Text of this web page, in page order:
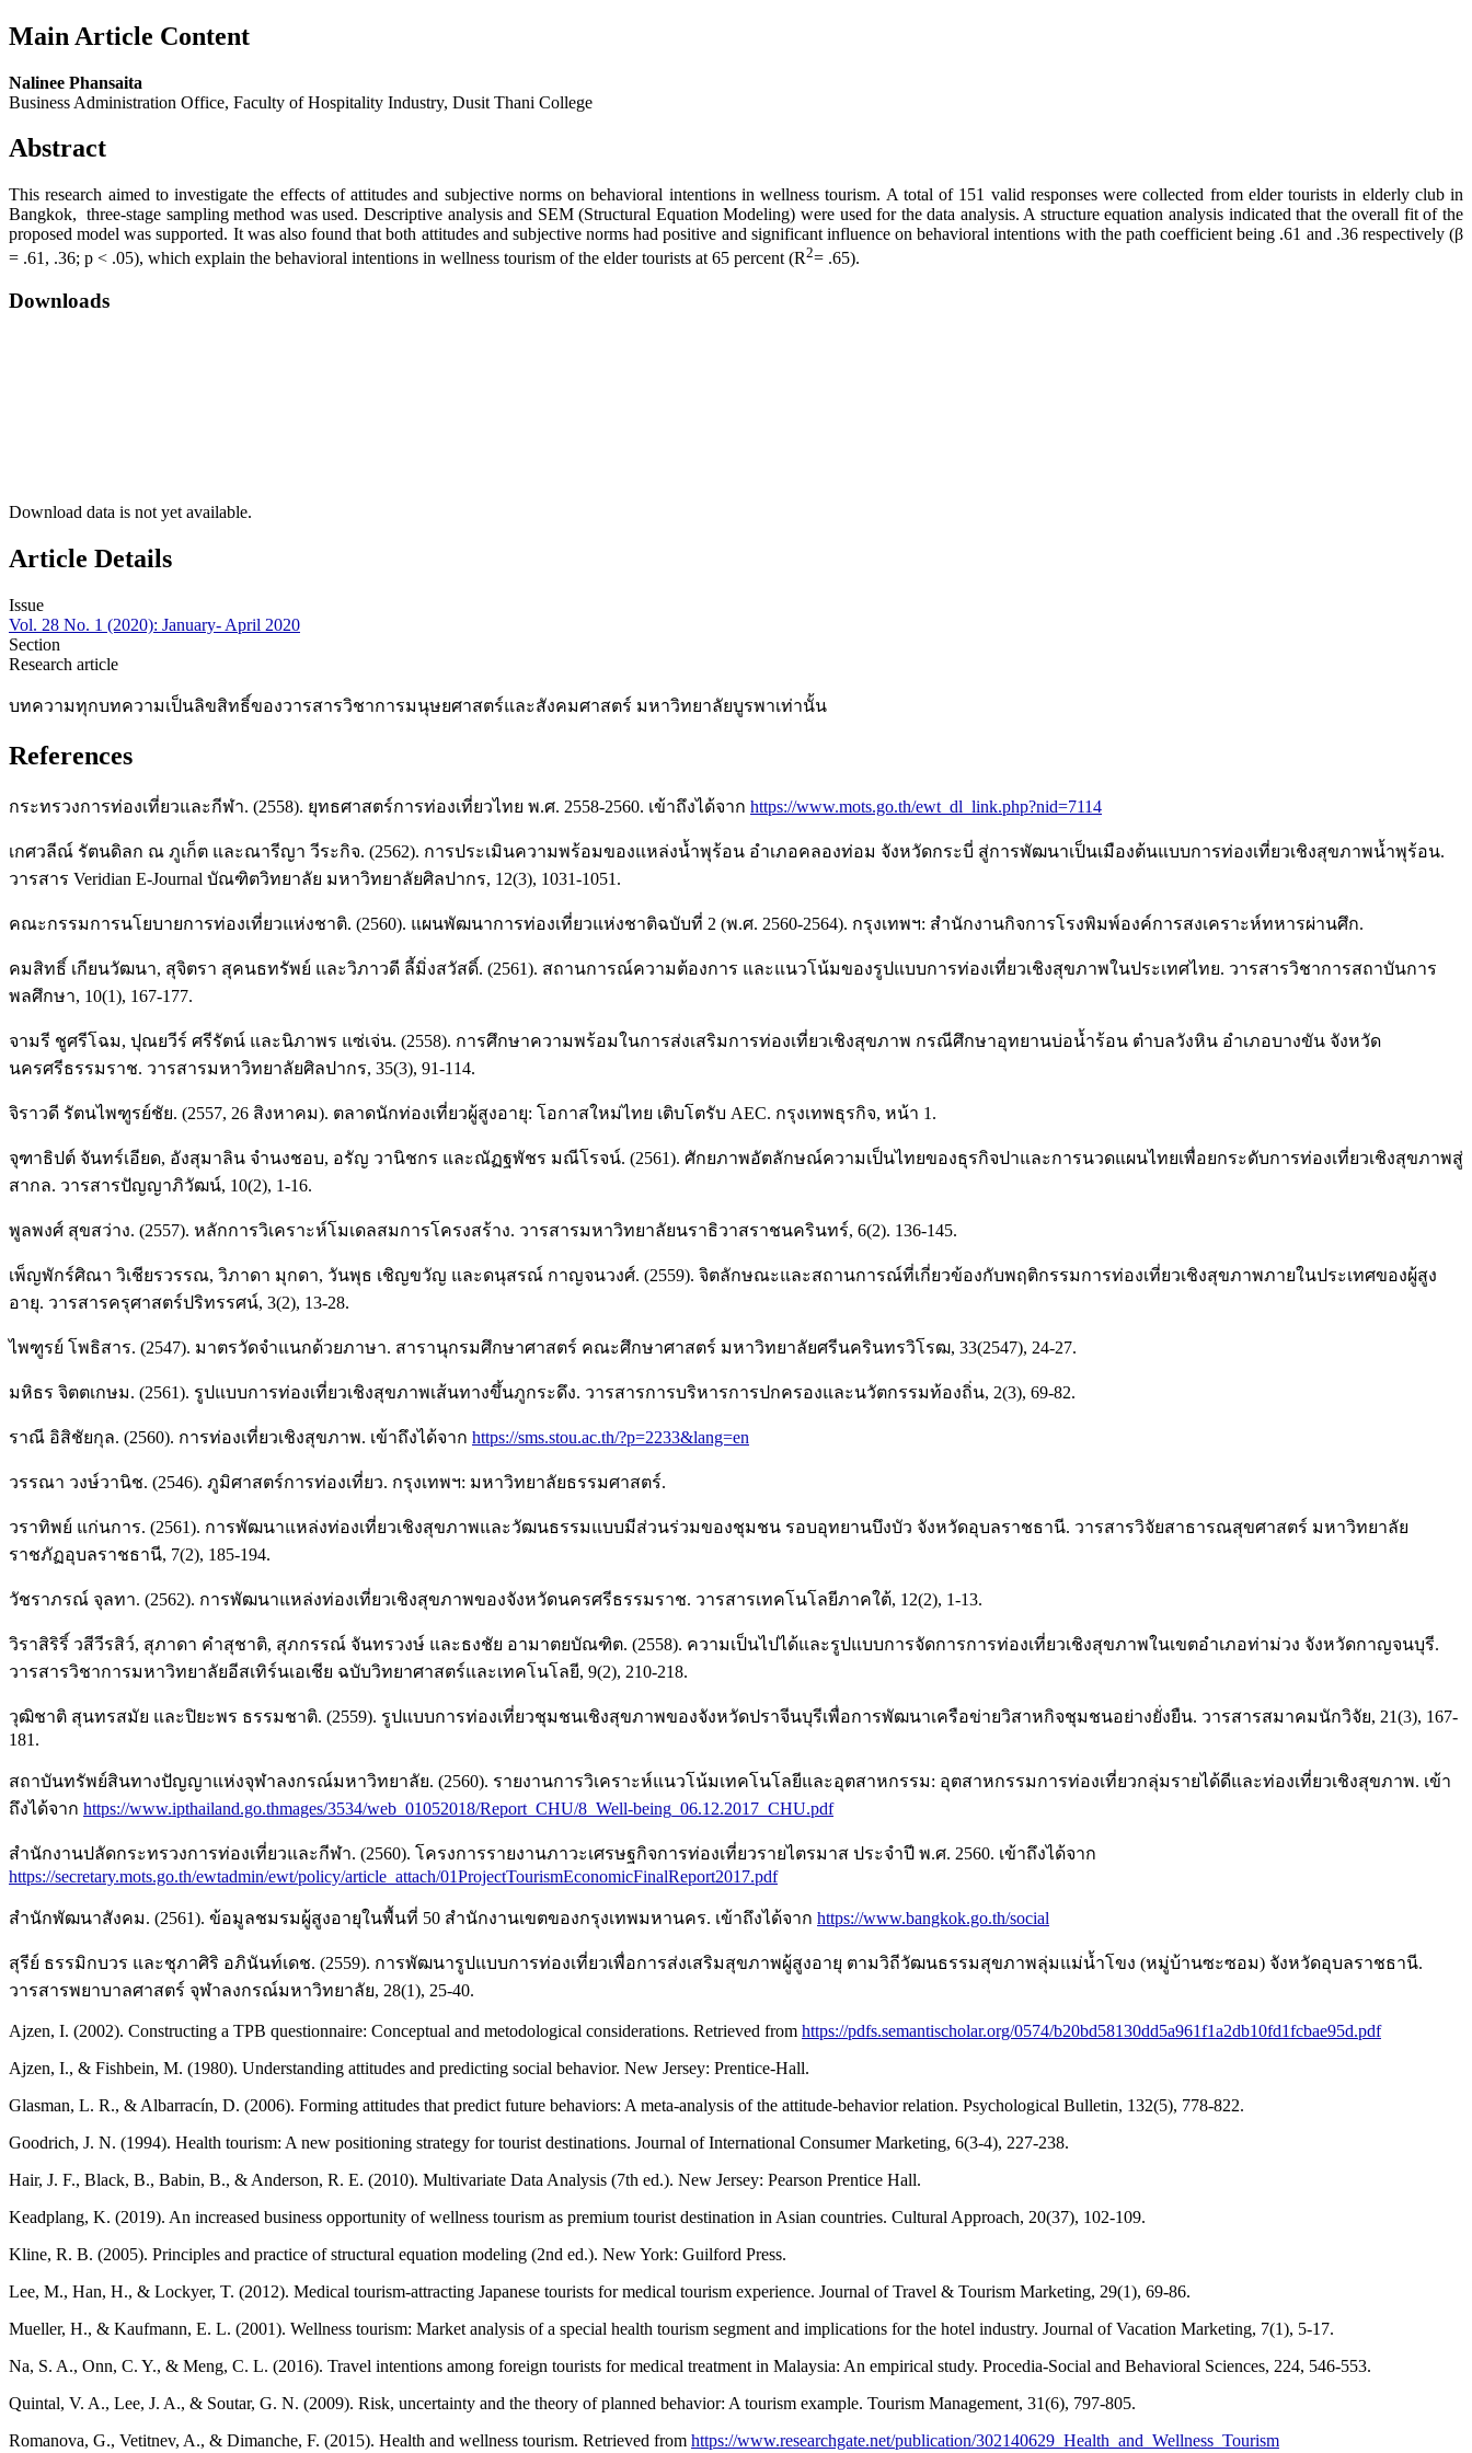
Main Article Content
Nalinee Phansaita
Business Administration Office, Faculty of Hospitality Industry, Dusit Thani College
Abstract
This research aimed to investigate the effects of attitudes and subjective norms on behavioral intentions in wellness tourism. A total of 151 valid responses were collected from elder tourists in elderly club in
Bangkok, three-stage sampling method was used. Descriptive analysis and SEM (Structural Equation Modeling) were used for the data analysis. A structure equation analysis indicated that the overall fit of the
proposed model was supported. It was also found that both attitudes and subjective norms had positive and significant influence on behavioral intentions with the path coefficient being .61 and .36 respectively (β
= .61, .36; p < .05), which explain the behavioral intentions in wellness tourism of the elder tourists at 65 percent (R2= .65).
Downloads
Download data is not yet available.
Article Details
Issue
Vol. 28 No. 1 (2020): January- April 2020
Section
Research article
บทความทุกบทความเป็นลิขสิทธิ์ของวารสารวิชาการมนุษยศาสตร์และสังคมศาสตร์ มหาวิทยาลัยบูรพาเท่านั้น
References
กระทรวงการท่องเที่ยวและกีฬา. (2558). ยุทธศาสตร์การท่องเที่ยวไทย พ.ศ. 2558-2560. เข้าถึงได้จาก https://www.mots.go.th/ewt_dl_link.php?nid=7114
เกศวลีณ์ รัตนดิลก ณ ภูเก็ต และณารีญา วีระกิจ. (2562). การประเมินความพร้อมของแหล่งน้ำพุร้อน อำเภอคลองท่อม จังหวัดกระบี่ สู่การพัฒนาเป็นเมืองต้นแบบการท่องเที่ยวเชิงสุขภาพน้ำพุร้อน.
วารสาร Veridian E-Journal บัณฑิตวิทยาลัย มหาวิทยาลัยศิลปากร, 12(3), 1031-1051.
คณะกรรมการนโยบายการท่องเที่ยวแห่งชาติ. (2560). แผนพัฒนาการท่องเที่ยวแห่งชาติฉบับที่ 2 (พ.ศ. 2560-2564). กรุงเทพฯ: สำนักงานกิจการโรงพิมพ์องค์การสงเคราะห์ทหารผ่านศึก.
คมสิทธิ์ เกียนวัฒนา, สุจิตรา สุคนธทรัพย์ และวิภาวดี ลี้มิ่งสวัสดิ์. (2561). สถานการณ์ความต้องการ และแนวโน้มของรูปแบบการท่องเที่ยวเชิงสุขภาพในประเทศไทย. วารสารวิชาการสถาบันการ
พลศึกษา, 10(1), 167-177.
จามรี ชูศรีโฉม, ปุณยวีร์ ศรีรัตน์ และนิภาพร แซ่เจ่น. (2558). การศึกษาความพร้อมในการส่งเสริมการท่องเที่ยวเชิงสุขภาพ กรณีศึกษาอุทยานบ่อน้ำร้อน ตำบลวังหิน อำเภอบางขัน จังหวัด
นครศรีธรรมราช. วารสารมหาวิทยาลัยศิลปากร, 35(3), 91-114.
จิราวดี รัตนไพฑูรย์ชัย. (2557, 26 สิงหาคม). ตลาดนักท่องเที่ยวผู้สูงอายุ: โอกาสใหม่ไทย เติบโตรับ AEC. กรุงเทพธุรกิจ, หน้า 1.
จุฑาธิปต์ จันทร์เอียด, อังสุมาลิน จำนงชอบ, อรัญ วานิชกร และณัฏฐพัชร มณีโรจน์. (2561). ศักยภาพอัตลักษณ์ความเป็นไทยของธุรกิจปาและการนวดแผนไทยเพื่อยกระดับการท่องเที่ยวเชิงสุขภาพสู่
สากล. วารสารปัญญาภิวัฒน์, 10(2), 1-16.
พูลพงศ์ สุขสว่าง. (2557). หลักการวิเคราะห์โมเดลสมการโครงสร้าง. วารสารมหาวิทยาลัยนราธิวาสราชนครินทร์, 6(2). 136-145.
เพ็ญพักร์ศิณา วิเชียรวรรณ, วิภาดา มุกดา, วันพุธ เชิญขวัญ และดนุสรณ์ กาญจนวงศ์. (2559). จิตลักษณะและสถานการณ์ที่เกี่ยวข้องกับพฤติกรรมการท่องเที่ยวเชิงสุขภาพภายในประเทศของผู้สูง
อายุ. วารสารครุศาสตร์ปริทรรศน์, 3(2), 13-28.
ไพฑูรย์ โพธิสาร. (2547). มาตรวัดจำแนกด้วยภาษา. สารานุกรมศึกษาศาสตร์ คณะศึกษาศาสตร์ มหาวิทยาลัยศรีนครินทรวิโรฒ, 33(2547), 24-27.
มหิธร จิตตเกษม. (2561). รูปแบบการท่องเที่ยวเชิงสุขภาพเส้นทางขึ้นภูกระดึง. วารสารการบริหารการปกครองและนวัตกรรมท้องถิ่น, 2(3), 69-82.
ราณี อิสิชัยกุล. (2560). การท่องเที่ยวเชิงสุขภาพ. เข้าถึงได้จาก https://sms.stou.ac.th/?p=2233&lang=en
วรรณา วงษ์วานิช. (2546). ภูมิศาสตร์การท่องเที่ยว. กรุงเทพฯ: มหาวิทยาลัยธรรมศาสตร์.
วราทิพย์ แก่นการ. (2561). การพัฒนาแหล่งท่องเที่ยวเชิงสุขภาพและวัฒนธรรมแบบมีส่วนร่วมของชุมชน รอบอุทยานบึงบัว จังหวัดอุบลราชธานี. วารสารวิจัยสาธารณสุขศาสตร์ มหาวิทยาลัย
ราชภัฏอุบลราชธานี, 7(2), 185-194.
วัชราภรณ์ จุลทา. (2562). การพัฒนาแหล่งท่องเที่ยวเชิงสุขภาพของจังหวัดนครศรีธรรมราช. วารสารเทคโนโลยีภาคใต้, 12(2), 1-13.
วิราสิริริ์ วสีวีรสิว์, สุภาดา คำสุชาติ, สุภกรรณ์ จันทรวงษ์ และธงชัย อามาตยบัณฑิต. (2558). ความเป็นไปได้และรูปแบบการจัดการการท่องเที่ยวเชิงสุขภาพในเขตอำเภอท่าม่วง จังหวัดกาญจนบุรี.
วารสารวิชาการมหาวิทยาลัยอีสเทิร์นเอเชีย ฉบับวิทยาศาสตร์และเทคโนโลยี, 9(2), 210-218.
วุฒิชาติ สุนทรสมัย และปิยะพร ธรรมชาติ. (2559). รูปแบบการท่องเที่ยวชุมชนเชิงสุขภาพของจังหวัดปราจีนบุรีเพื่อการพัฒนาเครือข่ายวิสาหกิจชุมชนอย่างยั่งยืน. วารสารสมาคมนักวิจัย, 21(3), 167-
181.
สถาบันทรัพย์สินทางปัญญาแห่งจุฬาลงกรณ์มหาวิทยาลัย. (2560). รายงานการวิเคราะห์แนวโน้มเทคโนโลยีและอุตสาหกรรม: อุตสาหกรรมการท่องเที่ยวกลุ่มรายได้ดีและท่องเที่ยวเชิงสุขภาพ. เข้า
ถึงได้จาก https://www.ipthailand.go.thmages/3534/web_01052018/Report_CHU/8_Well-being_06.12.2017_CHU.pdf
สำนักงานปลัดกระทรวงการท่องเที่ยวและกีฬา. (2560). โครงการรายงานภาวะเศรษฐกิจการท่องเที่ยวรายไตรมาส ประจำปี พ.ศ. 2560. เข้าถึงได้จาก
https://secretary.mots.go.th/ewtadmin/ewt/policy/article_attach/01ProjectTourismEconomicFinalReport2017.pdf
สำนักพัฒนาสังคม. (2561). ข้อมูลชมรมผู้สูงอายุในพื้นที่ 50 สำนักงานเขตของกรุงเทพมหานคร. เข้าถึงได้จาก https://www.bangkok.go.th/social
สุรีย์ ธรรมิกบวร และชุภาศิริ อภินันท์เดช. (2559). การพัฒนารูปแบบการท่องเที่ยวเพื่อการส่งเสริมสุขภาพผู้สูงอายุ ตามวิถีวัฒนธรรมสุขภาพลุ่มแม่น้ำโขง (หมู่บ้านซะซอม) จังหวัดอุบลราชธานี.
วารสารพยาบาลศาสตร์ จุฬาลงกรณ์มหาวิทยาลัย, 28(1), 25-40.
Ajzen, I. (2002). Constructing a TPB questionnaire: Conceptual and metodological considerations. Retrieved from https://pdfs.semantischolar.org/0574/b20bd58130dd5a961f1a2db10fd1fcbae95d.pdf
Ajzen, I., & Fishbein, M. (1980). Understanding attitudes and predicting social behavior. New Jersey: Prentice-Hall.
Glasman, L. R., & Albarracín, D. (2006). Forming attitudes that predict future behaviors: A meta-analysis of the attitude-behavior relation. Psychological Bulletin, 132(5), 778-822.
Goodrich, J. N. (1994). Health tourism: A new positioning strategy for tourist destinations. Journal of International Consumer Marketing, 6(3-4), 227-238.
Hair, J. F., Black, B., Babin, B., & Anderson, R. E. (2010). Multivariate Data Analysis (7th ed.). New Jersey: Pearson Prentice Hall.
Keadplang, K. (2019). An increased business opportunity of wellness tourism as premium tourist destination in Asian countries. Cultural Approach, 20(37), 102-109.
Kline, R. B. (2005). Principles and practice of structural equation modeling (2nd ed.). New York: Guilford Press.
Lee, M., Han, H., & Lockyer, T. (2012). Medical tourism-attracting Japanese tourists for medical tourism experience. Journal of Travel & Tourism Marketing, 29(1), 69-86.
Mueller, H., & Kaufmann, E. L. (2001). Wellness tourism: Market analysis of a special health tourism segment and implications for the hotel industry. Journal of Vacation Marketing, 7(1), 5-17.
Na, S. A., Onn, C. Y., & Meng, C. L. (2016). Travel intentions among foreign tourists for medical treatment in Malaysia: An empirical study. Procedia-Social and Behavioral Sciences, 224, 546-553.
Quintal, V. A., Lee, J. A., & Soutar, G. N. (2009). Risk, uncertainty and the theory of planned behavior: A tourism example. Tourism Management, 31(6), 797-805.
Romanova, G., Vetitnev, A., & Dimanche, F. (2015). Health and wellness tourism. Retrieved from https://www.researchgate.net/publication/302140629_Health_and_Wellness_Tourism